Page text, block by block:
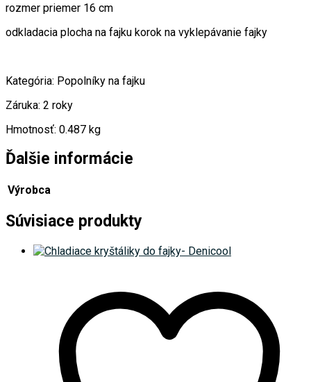
rozmer priemer 16 cm
odkladacia plocha na fajku korok na vyklepávanie fajky
Kategória: Popolníky na fajku
Záruka: 2 roky
Hmotnosť: 0.487 kg
Ďalšie informácie
Výrobca
Súvisiace produkty